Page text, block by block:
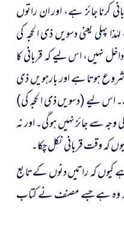
کرنا جائز ہے، اور ان راتوں
پہلی یعنی دسویں ذی الحجہ کی
نہیں، اس لیے کہ قربانی کا
ہوتا ہے اور بارہویں ذی
اس لیے (دسویں ذی الحجہ کی)
سے جائز نہیں ہوگی۔ اور نہ
کہ وقت قربانی نکل چکا۔
کیوں کہ راتیں دنوں کے تابع
وہ ہے جسے مصنف نے کتاب